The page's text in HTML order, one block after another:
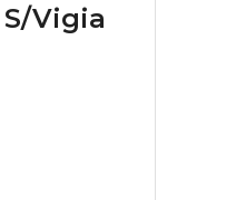
Vigia